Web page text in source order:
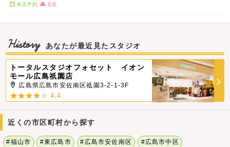
来店予約 衣装
History あなたが最近見たスタジオ
トータルスタジオフォセット イオン
モール広島祇園店
広島県広島市安佐南区祗園3-2-1-3F
4.4
近くの市区町村から探す
#福山市 #東広島市 #広島市安佐南区 #広島市中区